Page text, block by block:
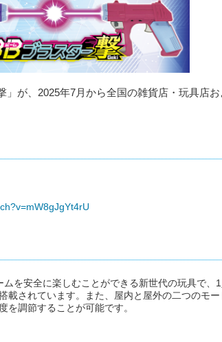
」が、2025年7月から全国の雑貨店・玩具店
ムを安全に楽しむことができる新世代の玩具で、
されています。また、屋内と屋外の二つのモー
を調節することが可能です。